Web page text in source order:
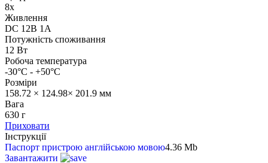
8x
Живлення
DC 12В 1A
Потужність споживання
12 Вт
Робоча температура
-30°C - +50°C
Розміри
158.72 × 124.98× 201.9 мм
Вага
630 г
Приховати
Інструкції
Паспорт пристрою англійською мовою4.36 Mb
Завантажити